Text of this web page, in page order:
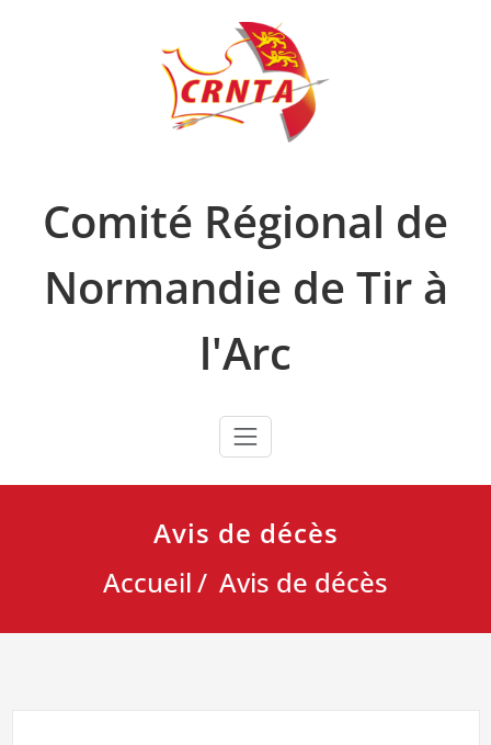
Comité Régional de
Normandie de Tir à
l'Arc
Avis de décès
Accueil
Avis de décès